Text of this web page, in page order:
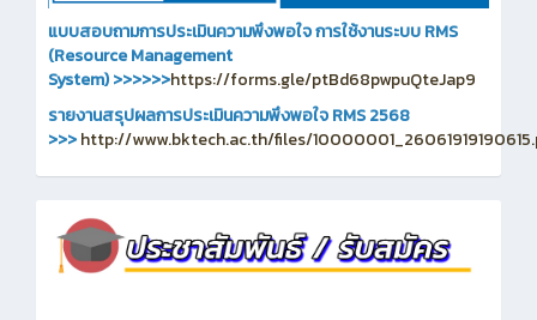
แบบสอบถามการประเมินความพึงพอใจ การใช้งานระบบ RMS
(Resource Management
System)>>>>>>https://forms.gle/ptBd68pwpuQteJap9
รายงานสรุปผลการประเมินความพึงพอใจ RMS 2568
>>>http://www.bktech.ac.th/files/